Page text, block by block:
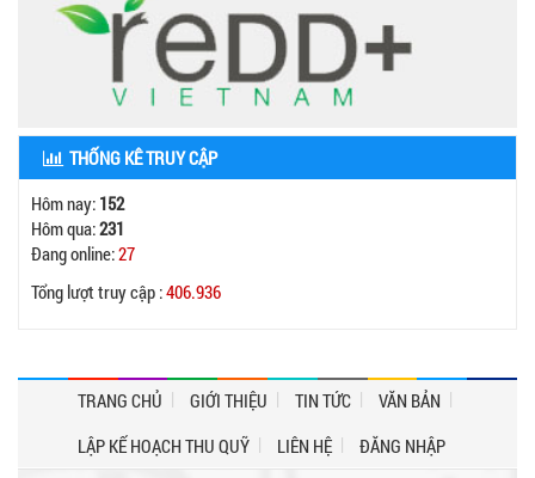
THỐNG KÊ TRUY CẬP
Hôm nay: 152
Hôm qua:231
Đang online:27
Tổng lượt truy cập :406.936
TRANG CHỦ GIỚI THIỆU TIN TỨC
VĂN BẢN
LẬP KẾ HOẠCH THU QUỸ
LIÊN HỆ ĐĂNG NHẬP